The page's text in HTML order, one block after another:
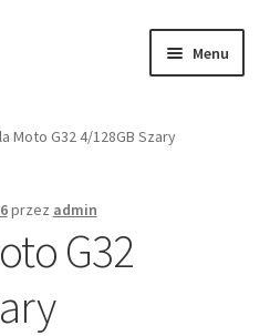
Menu
Moto G32 4/128GB Szary
przez admin
G32